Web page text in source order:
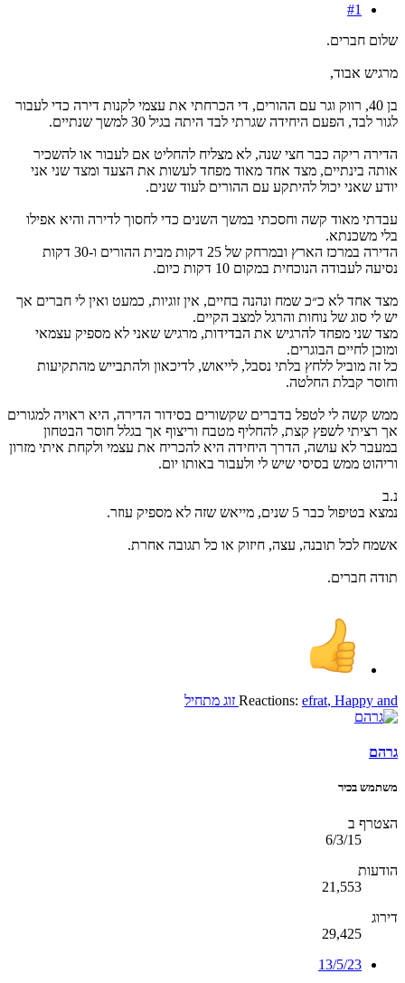
#1
שלום חברים.
מרגיש אבוד,
בן 40, רווק וגר עם ההורים, די הכרחתי את עצמי לקנות דירה כדי לעבור
לגור לבד, הפעם היחידה שגרתי לבד היתה בגיל 30 למשך שנתיים.
הדירה ריקה כבר חצי שנה, לא מצליח להחליט אם לעבור או להשכיר
אותה בינתיים, מצד אחד מאוד מפחד לעשות את הצעד ומצד שני אני
יודע שאני יכול להיתקע עם ההורים לעוד שנים.
עבדתי מאוד קשה וחסכתי במשך השנים כדי לחסוך לדירה והיא אפילו
בלי משכנתא.
הדירה במרכז הארץ ובמרחק של 25 דקות מבית ההורים ו-30 דקות
נסיעה לעבודה הנוכחית במקום 10 דקות כיום.
מצד אחד לא כ״כ שמח ונהנה בחיים, אין זוגיות, כמעט ואין לי חברים אך
יש לי סוג של נוחות והרגל למצב הקיים.
מצד שני מפחד להרגיש את הבדידות, מרגיש שאני לא מספיק עצמאי
ומוכן לחיים הבוגרים.
כל זה מוביל ללחץ בלתי נסבל, לייאוש, לדיכאון ולהתבייש מהתקיעות
וחוסר קבלת החלטה.
ממש קשה לי לטפל בדברים שקשורים בסידור הדירה, היא ראויה למגורים
אך רציתי לשפץ קצת, להחליף מטבח וריצוף אך בגלל חוסר הבטחון
במעבר לא עושה, הדרך היחידה היא להכריח את עצמי ולקחת איתי מזרון
וריהוט ממש בסיסי שיש לי ולעבור באותו יום.
נ.ב
נמצא בטיפול כבר 5 שנים, מייאש שזה לא מספיק עוזר.
אשמח לכל תובנה, עצה, חיזוק או כל תגובה אחרת.
תודה חברים.
Reactions: efrat, Happy and זוג מתחיל
גרהם
משתמש בכיר
הצטרף ב
6/3/15
הודעות
21,553
דירוג
29,425
13/5/23